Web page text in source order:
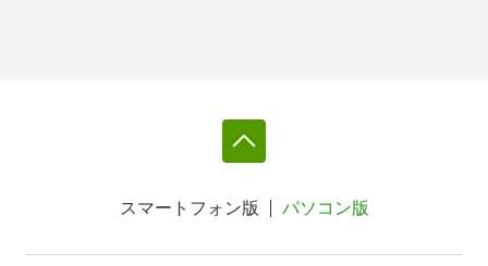
スマートフォン版 パソコン版